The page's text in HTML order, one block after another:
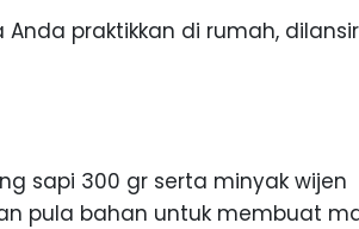
praktikkan di rumah,
sapi 300 gr serta minyak wijen
pula bahan untuk membuat